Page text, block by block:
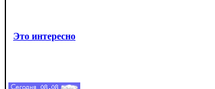
Это интересно